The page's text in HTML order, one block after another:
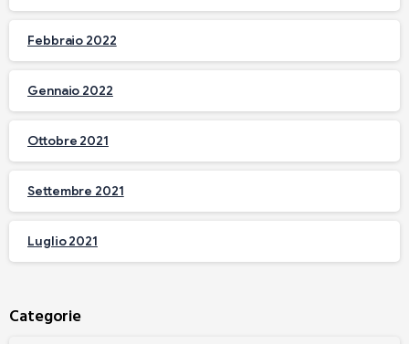
Febbraio 2022
Gennaio 2022
Ottobre 2021
Settembre 2021
Luglio 2021
Categorie